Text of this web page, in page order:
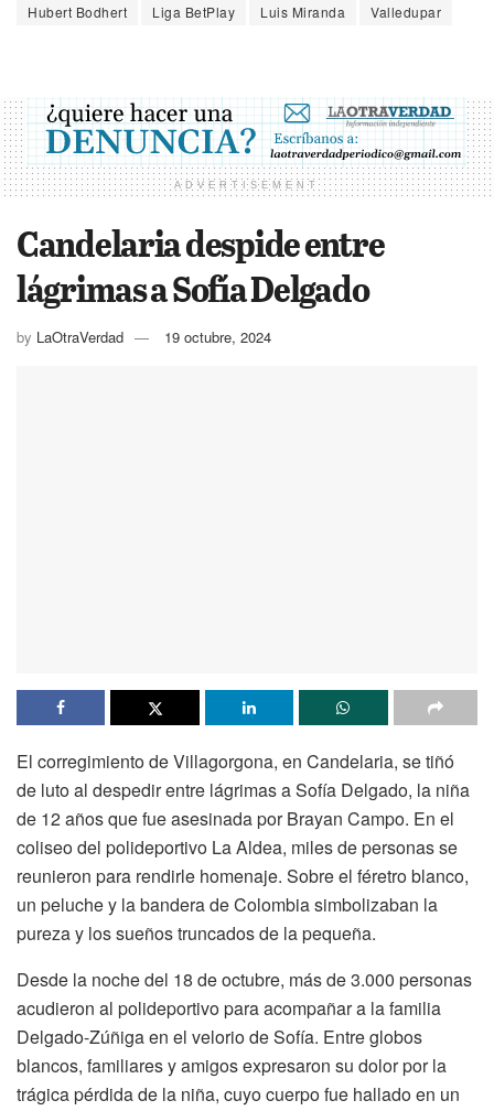
Hubert Bodhert
Liga BetPlay Luis Miranda Valledupar
ADVERTISEMENT
Candelaria despide entre
lágrimas a Sofía Delgado
by LaOtraVerdad 19 octubre, 2024
El corregimiento de Villagorgona, en Candelaria, se tiñó
de luto al despedir entre lágrimas a Sofía Delgado, la niña
de 12 años que fue asesinada por Brayan Campo. En el
coliseo del polideportivo La Aldea, miles de personas se
reunieron para rendirle homenaje. Sobre el féretro blanco,
un peluche y la bandera de Colombia simbolizaban la
pureza y los sueños truncados de la pequeña.
Desde la noche del 18 de octubre, más de 3.000 personas
acudieron al polideportivo para acompañar a la familia
Delgado-Zúñiga en el velorio de Sofía. Entre globos
blancos, familiares y amigos expresaron su dolor por la
trágica pérdida de la niña, cuyo cuerpo fue hallado en un